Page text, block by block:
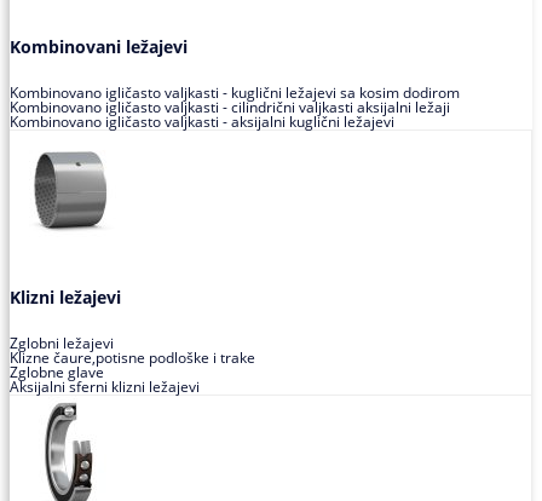
Kombinovani ležajevi
Kombinovano igličasto valjkasti - kuglični ležajevi sa kosim dodirom
Kombinovano igličasto valjkasti - cilindrični valjkasti aksijalni ležaji
Kombinovano igličasto valjkasti - aksijalni kuglični ležajevi
Klizni ležajevi
Zglobni ležajevi
Klizne čaure,potisne podloške i trake
Zglobne glave
Aksijalni sferni klizni ležajevi